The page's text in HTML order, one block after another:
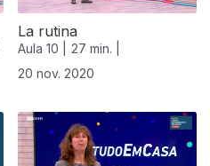
La rutina
Aula 10 |
27 min. |
20 nov. 2020